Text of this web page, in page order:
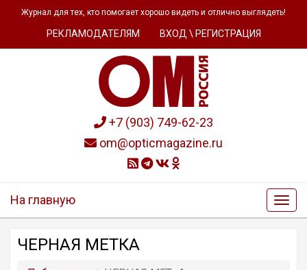
Журнал для тех, кто помогает хорошо видеть и отлично выглядеть!
РЕКЛАМОДАТЕЛЯМ ВХОД \ РЕГИСТРАЦИЯ
+7 (903) 749-62-23
om@opticmagazine.ru
На главную
ЧЕРНАЯ METКA